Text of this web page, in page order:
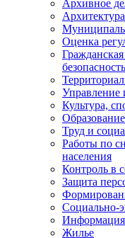
Архивное
Архитектура
Оценка
безопасность
Управление
Культура,
Образование
Труд и
Работы по
населения
Контроль в
Защита
Социально-
Информация
Жилье